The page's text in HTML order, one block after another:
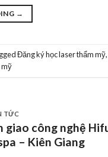
→
Đăng ký học laser thẩm mỹ,
mỹ
TỨC
giao công nghệ
– Kiên Giang